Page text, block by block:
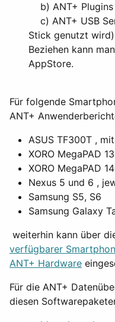
b) ANT+ Plugins
c) ANT+ USB
Stick genutzt wird)
Beziehen kann
AppStore.
Für folgende
ANT+
ASUS TF300T ,
XORO MegaPAD
XORO MegaPAD
Nexus 5 und 6 ,
Samsung S5, S6
Samsung Galaxy
weiterhin kann über
verfügbarer
ANT+ Hardware
Für die ANT+
diesen